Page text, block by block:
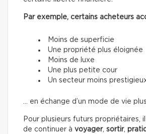
Par exemple, certains acheteurs
Moins de superficie
Une propriété plus éloignée
Moins de luxe
Une plus petite cour
Un secteur moins
… en échange d’un mode de vie
Pour plusieurs futurs propriétaires,
de continuer à voyager, sortir,